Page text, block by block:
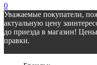
0
Уважаемые покупатели,
актуальную цену
до приезда в магазин!
правки.